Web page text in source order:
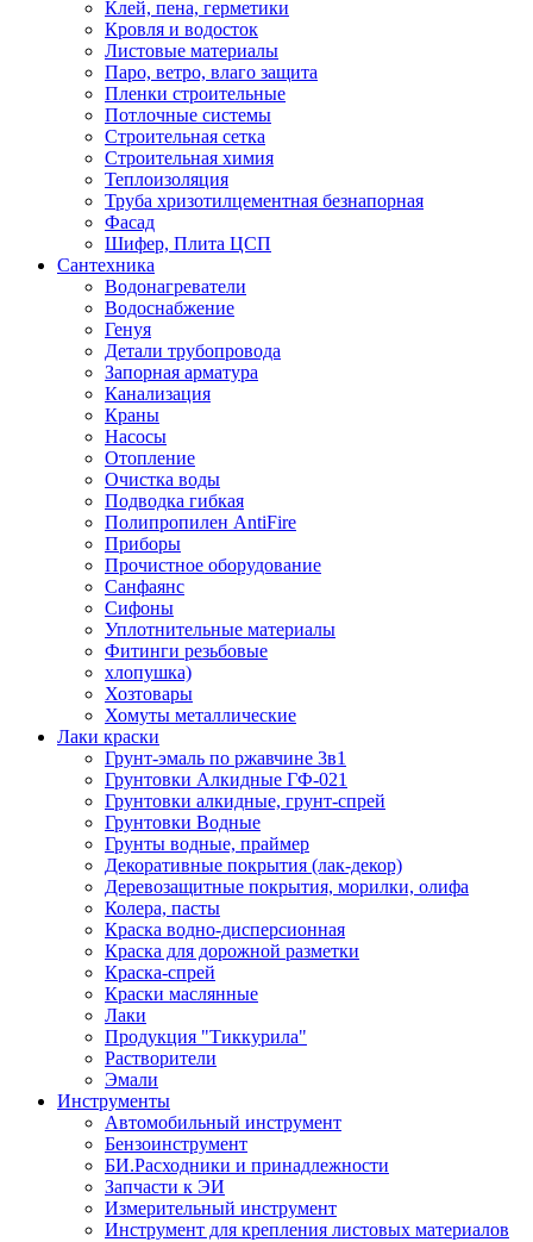
Клей, пена, герметики
Кровля и водосток
Листовые материалы
Паро, ветро, влаго защита
Пленки строительные
Потлочные системы
Строительная сетка
Строительная химия
Теплоизоляция
Труба хризотилцементная безнапорная
Фасад
Шифер, Плита ЦСП
Сантехника
Водонагреватели
Водоснабжение
Генуя
Детали трубопровода
Запорная арматура
Канализация
Краны
Насосы
Отопление
Очистка воды
Подводка гибкая
Полипропилен AntiFire
Приборы
Прочистное оборудование
Санфаянс
Сифоны
Уплотнительные материалы
Фитинги резьбовые
хлопушка)
Хозтовары
Хомуты металлические
Лаки краски
Грунт-эмаль по ржавчине 3в1
Грунтовки Алкидные ГФ-021
Грунтовки алкидные, грунт-спрей
Грунтовки Водные
Грунты водные, праймер
Декоративные покрытия (лак-декор)
Деревозащитные покрытия, морилки, олифа
Колера, пасты
Краска водно-дисперсионная
Краска для дорожной разметки
Краска-спрей
Краски маслянные
Лаки
Продукция "Тиккурила"
Растворители
Эмали
Инструменты
Автомобильный инструмент
Бензоинструмент
БИ.Расходники и принадлежности
Запчасти к ЭИ
Измерительный инструмент
Инструмент для крепления листовых материалов